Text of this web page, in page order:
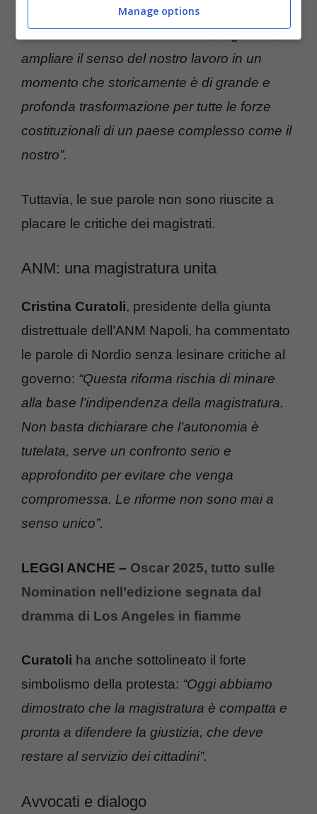
nostro lavoro prosegue insieme, verso
ampliare il senso del nostro lavoro in un
momento che storicamente è di grande e
profonda trasformazione per tutte le forze
costituzionali di un paese complesso come il
nostro”.
Tuttavia, le sue parole non sono riuscite a
placare le critiche dei magistrati.
ANM: una magistratura unita
Cristina Curatoli, presidente della giunta
distrettuale dell’ANM Napoli, ha commentato
le parole di Nordio senza lesinare critiche al
governo: “Questa riforma rischia di minare
alla base l’indipendenza della magistratura.
Non basta dichiarare che l’autonomia è
tutelata, serve un confronto serio e
approfondito per evitare che venga
compromessa. Le riforme non sono mai a
senso unico”.
LEGGI ANCHE – Oscar 2025, tutto sulle
Nomination nell’edizione segnata dal
dramma di Los Angeles in fiamme
Curatoli ha anche sottolineato il forte
simbolismo della protesta: “Oggi abbiamo
dimostrato che la magistratura è compatta e
pronta a difendere la giustizia, che deve
restare al servizio dei cittadini”.
Avvocati e dialogo
Manage options